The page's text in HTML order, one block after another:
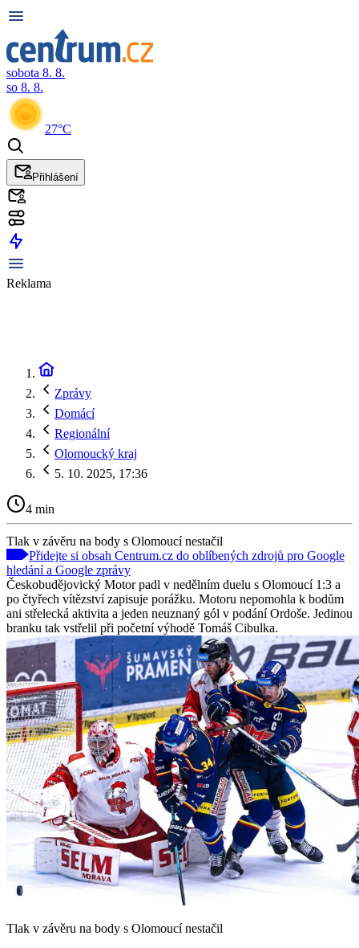
sobota 8. 8.
so 8. 8.
27°C
Přihlášení
Reklama
Zprávy
Domácí
Regionální
Olomoucký kraj
5. 10. 2025, 17:36
4 min
Tlak v závěru na body s Olomoucí nestačil
Přidejte si obsah Centrum.cz do oblíbených zdrojů pro Google
hledání a Google zprávy
Českobudějovický Motor padl v nedělním duelu s Olomoucí 1:3 a
po čtyřech vítězství zapisuje porážku. Motoru nepomohla k bodům
ani střelecká aktivita a jeden neuznaný gól v podání Ordoše. Jedinou
branku tak vstřelil při početní výhodě Tomáš Cibulka.
Tlak v závěru na body s Olomoucí nestačil